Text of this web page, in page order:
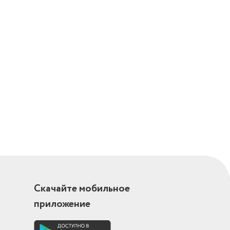
Скачайте мобильное
приложение